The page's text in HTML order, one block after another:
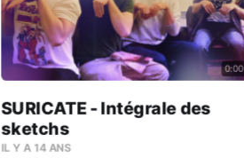
0:00
SURICATE - Intégrale des
sketchs
IL Y A 14 ANS